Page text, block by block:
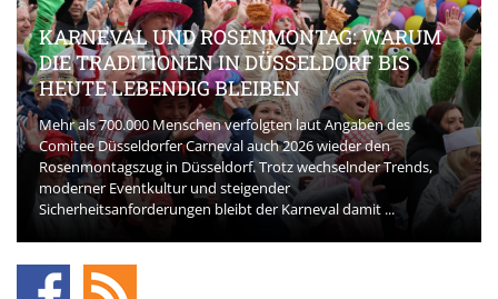
KARNEVAL UND ROSENMONTAG: WARUM
DIE TRADITIONEN IN DÜSSELDORF BIS
HEUTE LEBENDIG BLEIBEN
Mehr als 700.000 Menschen verfolgten laut Angaben des
Comitee Düsseldorfer Carneval auch 2026 wieder den
Rosenmontagszug in Düsseldorf. Trotz wechselnder Trends,
moderner Eventkultur und steigender
Sicherheitsanforderungen bleibt der Karneval damit ...